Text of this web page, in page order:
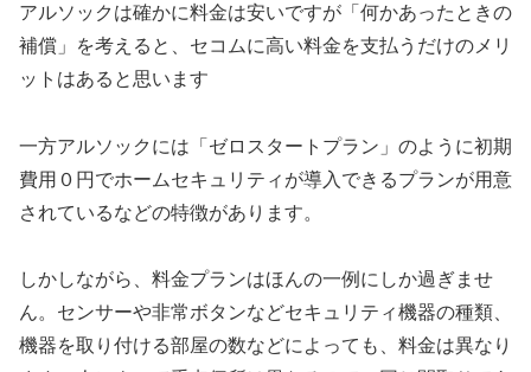
アルソックは確かに料金は安いですが「何かあったときの
補償」を考えると、セコムに高い料金を支払うだけのメリ
ットはあると思います
一方アルソックには「ゼロスタートプラン」のように初期
費用０円でホームセキュリティが導入できるプランが用意
されているなどの特徴があります。
しかしながら、料金プランはほんの一例にしか過ぎませ
ん。センサーや非常ボタンなどセキュリティ機器の種類、
機器を取り付ける部屋の数などによっても、料金は異なり